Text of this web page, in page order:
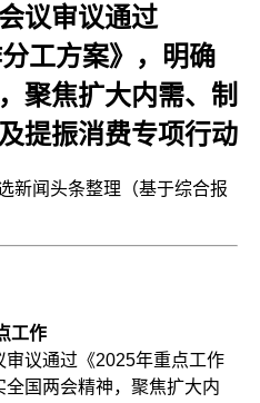
议审议通过
工方案》，明确
聚焦扩大内需、制
提振消费专项行动
新闻头条整理（基于综合报
工作
审议通过《2025年重点工作
国两会精神，聚焦扩大内